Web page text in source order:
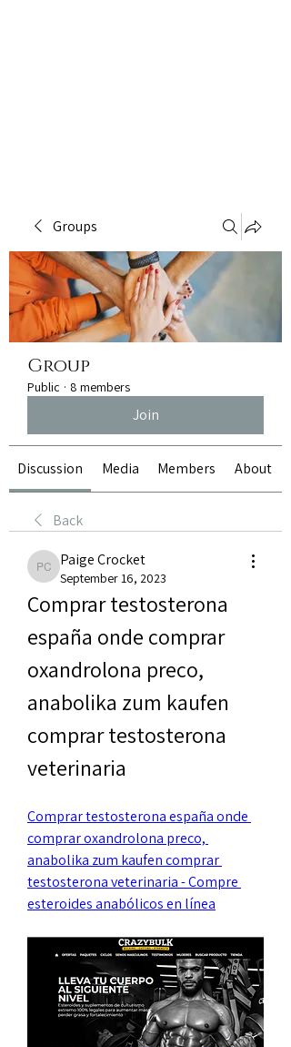
Groups
Group
Public · 8 members
Join
Discussion Media Members About
Back
Paige Crocket
Paige Crocket
September 16, 2023
Comprar testosterona
españa onde comprar
oxandrolona preco,
anabolika zum kaufen
comprar testosterona
veterinaria
Comprar testosterona españa onde
comprar oxandrolona preco,
anabolika zum kaufen comprar
testosterona veterinaria - Compre
esteroides anabólicos en línea